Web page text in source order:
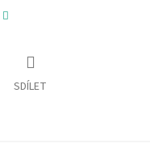
SDÍLET